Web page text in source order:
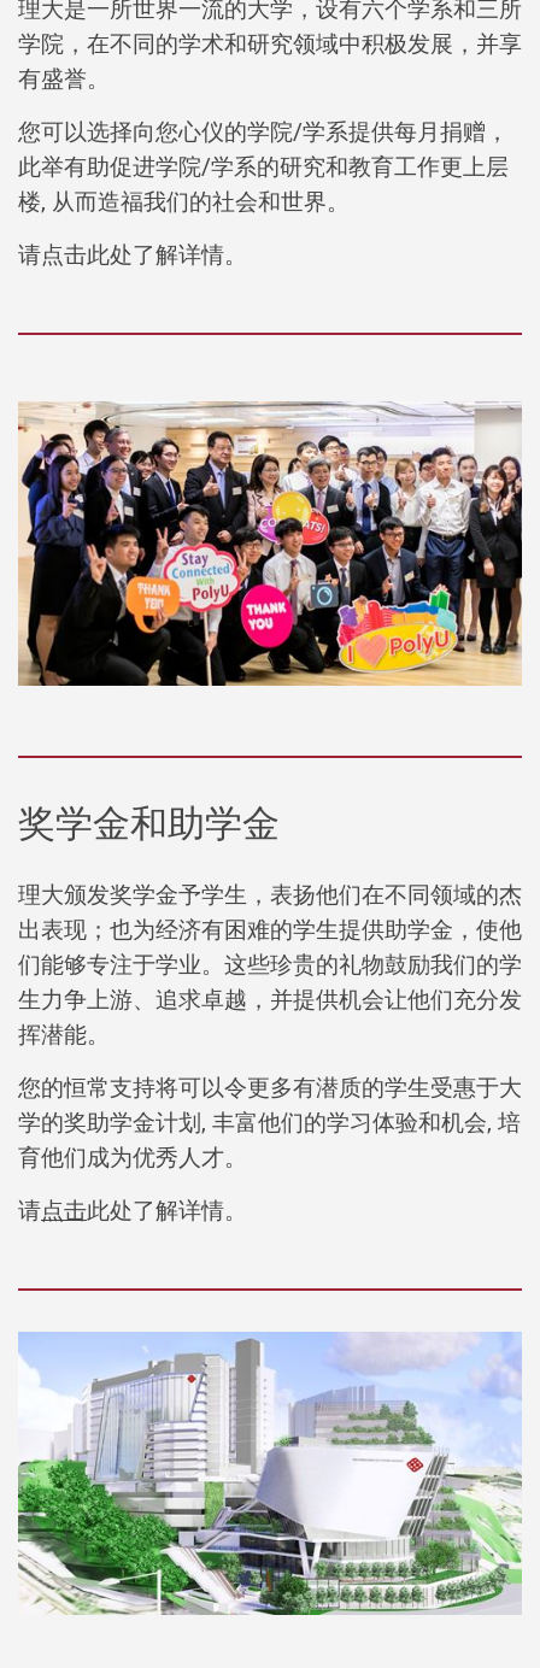
理大是一所世界一流的大学，设有六个学系和三所
学院，在不同的学术和研究领域中积极发展，并享
有盛誉。
您可以选择向您心仪的学院/学系提供每月捐赠，
此举有助促进学院/学系的研究和教育工作更上层
楼, 从而造福我们的社会和世界。
请点击此处了解详情。
奖学金和助学金
理大颁发奖学金予学生，表扬他们在不同领域的杰
出表现；也为经济有困难的学生提供助学金，使他
们能够专注于学业。这些珍贵的礼物鼓励我们的学
生力争上游、追求卓越，并提供机会让他们充分发
挥潜能。
您的恒常支持将可以令更多有潜质的学生受惠于大
学的奖助学金计划, 丰富他们的学习体验和机会, 培
育他们成为优秀人才。
请点击此处了解详情。